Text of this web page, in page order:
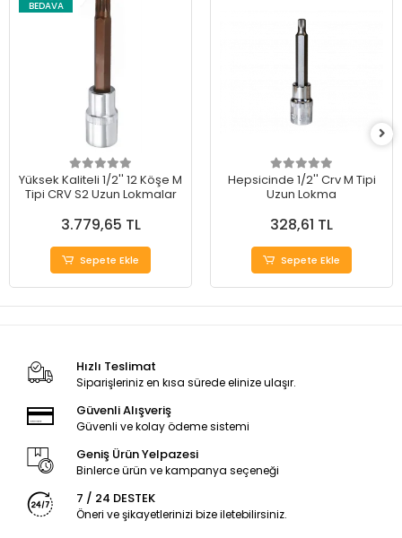
BEDAVA
Yüksek Kaliteli 1/2'' 12 Köşe M
Tipi CRV S2 Uzun Lokmalar
3.779,65 TL
Sepete Ekle
Hepsicinde 1/2'' Crv M Tipi
Uzun Lokma
328,61 TL
Sepete Ekle
Hızlı Teslimat
Siparişleriniz en kısa sürede elinize ulaşır.
Güvenli Alışveriş
Güvenli ve kolay ödeme sistemi
Geniş Ürün Yelpazesi
Binlerce ürün ve kampanya seçeneği
7 / 24 DESTEK
Öneri ve şikayetlerinizi bize iletebilirsiniz.